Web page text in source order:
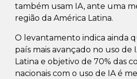
também usam IA, ante uma
região da América Latina.
O levantamento indica ainda
país mais avançado no uso de
Latina e objetivo de 70% das
nacionais com o uso de IA é